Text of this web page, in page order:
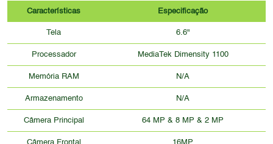
Características Especificação
Tela 6.6"
Processador MediaTek Dimensity 1100
Memória RAM N/A
Armazenamento N/A
Câmera Principal 64 MP & 8 MP & 2 MP